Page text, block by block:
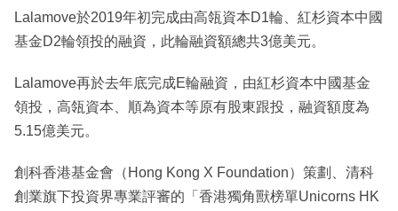
Lalamove於2019年初完成由高瓴資本D1輪、紅杉資本中國
基金D2輪領投的融資，此輪融資額總共3億美元。
Lalamove再於去年底完成E輪融資，由紅杉資本中國基金
領投，高瓴資本、順為資本等原有股東跟投，融資額度為
5.15億美元。
創科香港基金會（Hong Kong X Foundation）策劃、清科
創業旗下投資界專業評審的「香港獨角獸榜單Unicorns HK